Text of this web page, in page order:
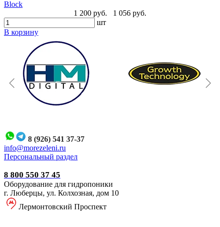
Block
1 200 руб.
1 056 руб.
шт
В корзину
8 (926) 541 37-37
info@morezeleni.ru
Персональный раздел
8 800 550 37 45
Оборудование для гидропоники
г. Люберцы, ул. Колхозная, дом 10
Лермонтовский Проспект